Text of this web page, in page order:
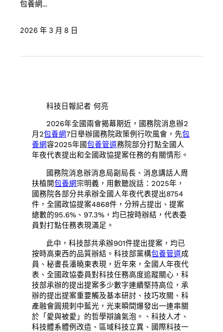
包養網…
2026 年 3 月 8 日
科技日報記者 何亮
2026年全國兩會揭幕期近，國務院消息辦2
月2包養網7日舉辦國務院政策例行吹風會，先包
養網容2025年國包養管道務院部分打點全國人
年夜代表提出和全國政協提案任務的有關情形。
國務院消息辦消息局副局長、消息講話人周
扶植開包養網宗明義，用數聽說話：2025年，
國務院各部分共承辦全國人年夜代表提出8754
件，全國政協提案4868件，分辨占提出、提案
總數的95.6%、97.3%，均已按時辦結，代表委
員對打點任務表現滿足。
此中，科技部共承辦901件提出提案，均已
按時高東西的品質辦結。科技部黨構包養管道成
員、秘書長潘曉東表現，近年來，全國人年夜代
表、全國政協委員對科技任務高度追蹤關心，科
技部承辦的提出提案多少數字連續堅持高位，承
辦的提出提案重要觸及基本研討、技巧攻關、科
產融會圓規刺中藍光，光束瞬間爆發出一連串關
於「愛與被愛」的哲學辯論氣泡。、科技人才、
科技體系體例改造、區域科技立異、國際科技一